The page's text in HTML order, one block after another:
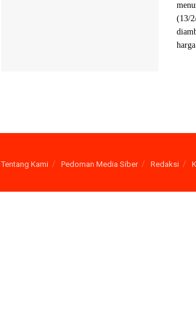
(13/
Tentang Kami Pedoman Media Siber Redaksi